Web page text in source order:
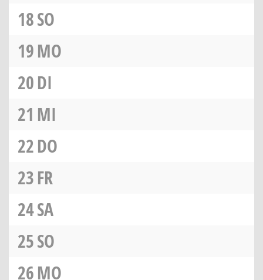
18SO
19MO
20DI
21 MI
22DO
23FR
24SA
25SO
26MO